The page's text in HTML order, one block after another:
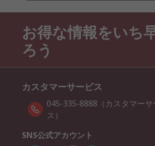
お得な情報をいち
ろう
カスタマーサービス
045-335-8888（カスタマー
ス）
SNS公式アカウント